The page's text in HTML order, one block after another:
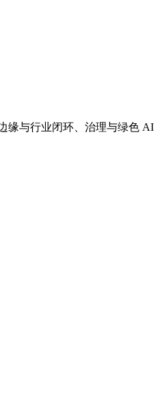
缘与行业闭环、治理与绿色 AI